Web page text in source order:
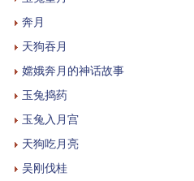
奔月
天狗吞月
嫦娥奔月的神话故事
玉兔捣药
玉兔入月宫
天狗吃月亮
吴刚伐桂